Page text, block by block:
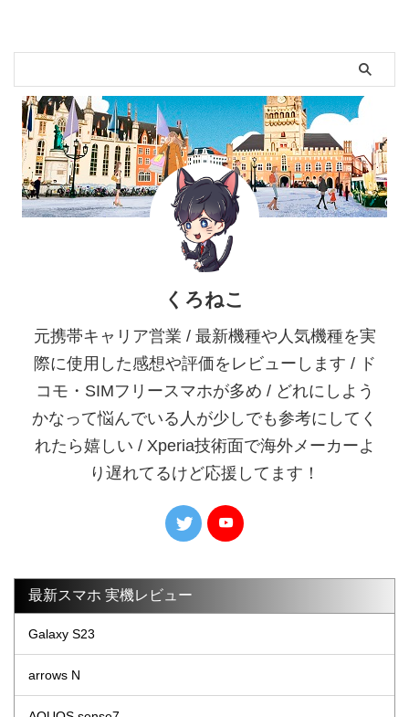
くろねこ
元携帯キャリア営業 / 最新機種や人気機種を実
際に使用した感想や評価をレビューします / ド
コモ・SIMフリースマホが多め / どれにしよう
かなって悩んでいる人が少しでも参考にしてく
れたら嬉しい / Xperia技術面で海外メーカーよ
り遅れてるけど応援してます！
最新スマホ 実機レビュー
Galaxy S23
arrows N